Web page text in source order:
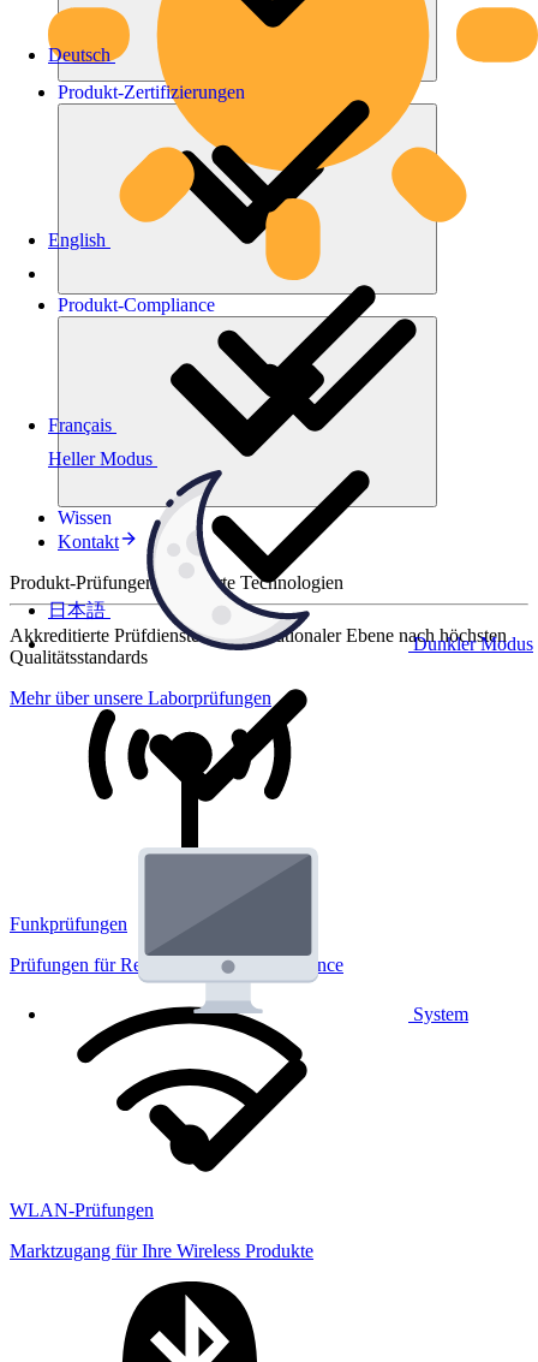
Heller Modus
Dunkler Modus
System
Deutsch
English
Français
日本語
Produkt-Zertifizierungen
Produkt-Compliance
Wissen
Kontakt
Produkt-Prüfungen für smarte Technologien
Akkreditierte Prüfdienste auf internationaler Ebene nach höchsten
Qualitätsstandards
Mehr über unsere Laborprüfungen
Funkprüfungen
Prüfungen für Regulatorik und Performance
WLAN-Prüfungen
Marktzugang für Ihre Wireless Produkte